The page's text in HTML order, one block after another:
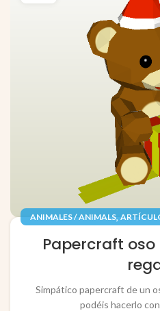
ANIMALES / ANIMALS,
RECORTABLES
Papercraft
Simpático papercraft de un
podéis hacerlo